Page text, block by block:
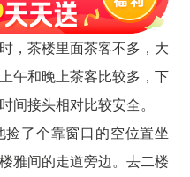
，茶楼里面茶客不多，大
午和晚上茶客比较多，下
间接头相对比较安全。
了个靠窗口的空位置坐
雅间的走道旁边。去二楼